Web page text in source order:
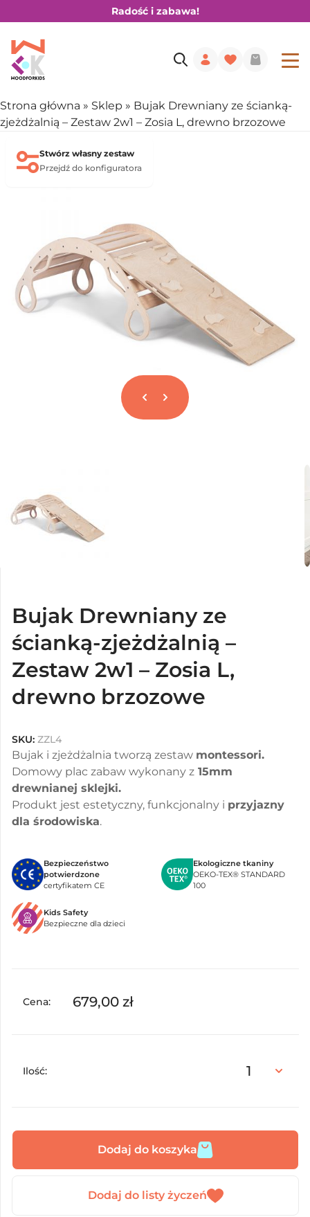
Radość i zabawa!
Strona główna » Sklep » Bujak Drewniany ze ścianką-
zjeżdżalnią – Zestaw 2w1 – Zosia L, drewno brzozowe
Stwórz własny zestaw
Przejdź do konfiguratora
Bujak Drewniany ze
ścianką-zjeżdżalnią –
Zestaw 2w1 – Zosia L,
drewno brzozowe
SKU: ZZL4
Bujak i zjeżdżalnia tworzą zestaw montessori.
Domowy plac zabaw wykonany z 15mm
drewnianej sklejki.
Produkt jest estetyczny, funkcjonalny i przyjazny
dla środowiska.
Bezpieczeństwo
potwierdzone
certyfikatem CE
Ekologiczne tkaniny
OEKO-TEX® STANDARD
100
Kids Safety
Bezpieczne dla dzieci
Ilość:
Cena: 679,00 zł
Dodaj do koszyka